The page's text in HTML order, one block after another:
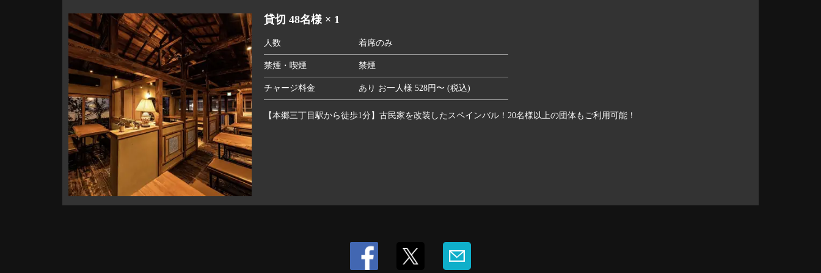
貸切 48名様 × 1
人数 着席のみ
禁煙・喫煙 禁煙
チャージ料金 あり お一人様 528円〜 (税込)
【本郷三丁目駅から徒歩1分】古民家を改装したスペインバル！20名様以上の団体もご利用可能！